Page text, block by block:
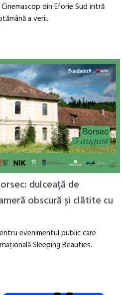
din Eforie Sud intră
a verii.
dulceață de
obscură și clătite cu
evenimentul public care
Sleeping Beauties.